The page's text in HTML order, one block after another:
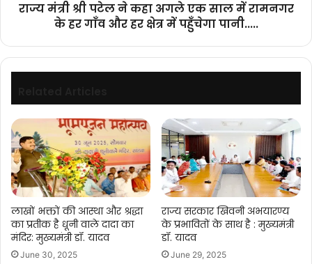
रामनगर
हर
गाँव
और
क्षेत्र
पहुँचेगा
पानी.....
राज्य मंत्री श्री पटेल ने कहा अगले एक साल में रामनगर
के हर गाँव और हर क्षेत्र में पहुँचेगा पानी.....
लाखों भक्तों की आस्था और श्रद्धा
का प्रतीक है धूनी वाले दादा का
मंदिर: मुख्यमंत्री डॉ. यादव
June 30, 2025
राज्य सरकार खिवनी अभयारण्य
के प्रभावितों के साथ है : मुख्यमंत्री
डॉ. यादव
June 29, 2025